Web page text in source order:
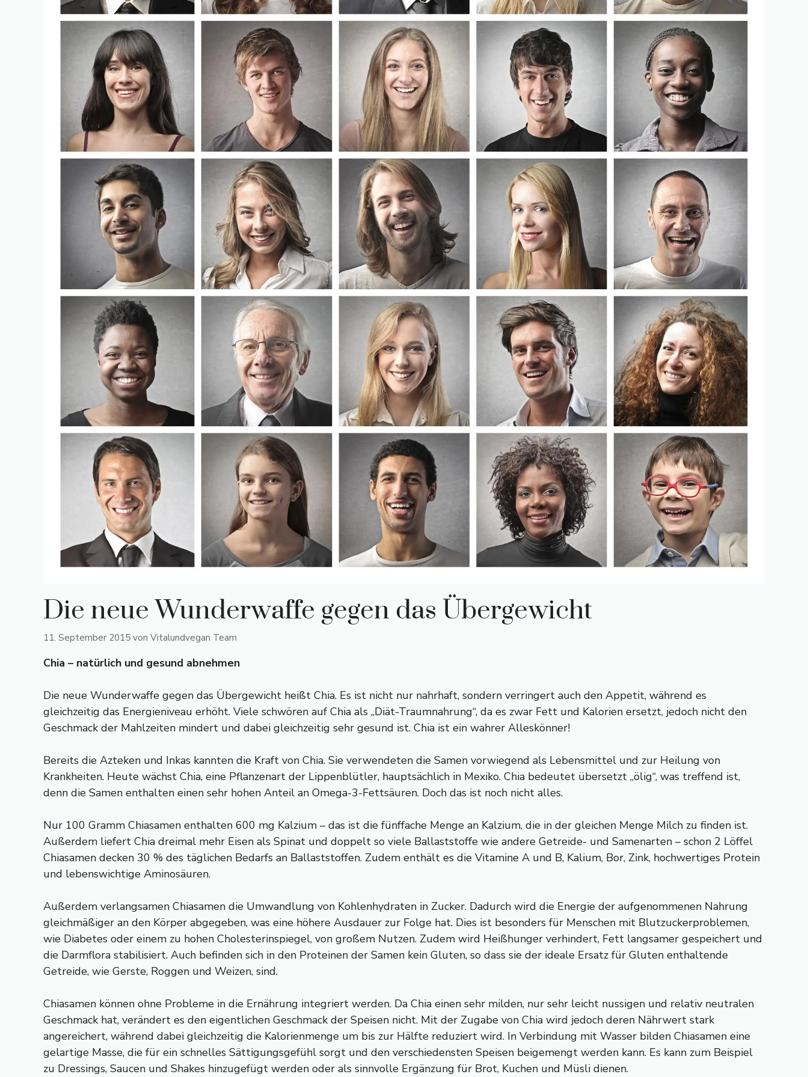
Die neue Wunderwaffe gegen das Übergewicht
11. September 2015 von Vitalundvegan Team
Chia – natürlich und gesund abnehmen
Die neue Wunderwaffe gegen das Übergewicht heißt Chia. Es ist nicht nur nahrhaft, sondern verringert auch den Appetit, während es
gleichzeitig das Energieniveau erhöht. Viele schwören auf Chia als „Diät-Traumnahrung“, da es zwar Fett und Kalorien ersetzt, jedoch nicht den
Geschmack der Mahlzeiten mindert und dabei gleichzeitig sehr gesund ist. Chia ist ein wahrer Alleskönner!
Bereits die Azteken und Inkas kannten die Kraft von Chia. Sie verwendeten die Samen vorwiegend als Lebensmittel und zur Heilung von
Krankheiten. Heute wächst Chia, eine Pflanzenart der Lippenblütler, hauptsächlich in Mexiko. Chia bedeutet übersetzt „ölig“, was treffend ist,
denn die Samen enthalten einen sehr hohen Anteil an Omega-3-Fettsäuren. Doch das ist noch nicht alles.
Nur 100 Gramm Chiasamen enthalten 600 mg Kalzium – das ist die fünffache Menge an Kalzium, die in der gleichen Menge Milch zu finden ist.
Außerdem liefert Chia dreimal mehr Eisen als Spinat und doppelt so viele Ballaststoffe wie andere Getreide- und Samenarten – schon 2 Löffel
Chiasamen decken 30 % des täglichen Bedarfs an Ballaststoffen. Zudem enthält es die Vitamine A und B, Kalium, Bor, Zink, hochwertiges Protein
und lebenswichtige Aminosäuren.
Außerdem verlangsamen Chiasamen die Umwandlung von Kohlenhydraten in Zucker. Dadurch wird die Energie der aufgenommenen Nahrung
gleichmäßiger an den Körper abgegeben, was eine höhere Ausdauer zur Folge hat. Dies ist besonders für Menschen mit Blutzuckerproblemen,
wie Diabetes oder einem zu hohen Cholesterinspiegel, von großem Nutzen. Zudem wird Heißhunger verhindert, Fett langsamer gespeichert und
die Darmflora stabilisiert. Auch befinden sich in den Proteinen der Samen kein Gluten, so dass sie der ideale Ersatz für Gluten enthaltende
Getreide, wie Gerste, Roggen und Weizen, sind.
Chiasamen können ohne Probleme in die Ernährung integriert werden. Da Chia einen sehr milden, nur sehr leicht nussigen und relativ neutralen
Geschmack hat, verändert es den eigentlichen Geschmack der Speisen nicht. Mit der Zugabe von Chia wird jedoch deren Nährwert stark
angereichert, während dabei gleichzeitig die Kalorienmenge um bis zur Hälfte reduziert wird. In Verbindung mit Wasser bilden Chiasamen eine
gelartige Masse, die für ein schnelles Sättigungsgefühl sorgt und den verschiedensten Speisen beigemengt werden kann. Es kann zum Beispiel
zu Dressings, Saucen und Shakes hinzugefügt werden oder als sinnvolle Ergänzung für Brot, Kuchen und Müsli dienen.